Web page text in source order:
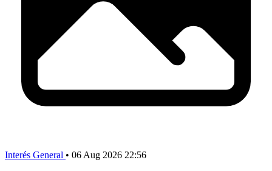
Interés General • 06 Aug 2026 22:56